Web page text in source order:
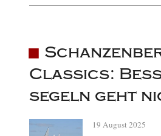
Classics:
segeln geht
19 August 2025